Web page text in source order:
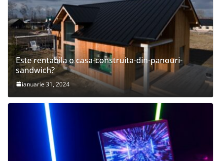
Este rentabila o casa-construita-din-panouri-
sandwich?
ianuarie 31, 2024